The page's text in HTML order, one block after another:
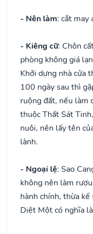
- Nên làm: cắt may
- Kiêng cữ: Chôn
phòng không giá
Khởi dựng nhà cửa
100 ngày sau thì
ruộng đất, nếu làm
thuộc Thất Sát
nuôi, nên lấy tên
lành.
- Ngoại lệ: Sao
không nên làm
hành chính, thừa
Diệt Một có nghĩa